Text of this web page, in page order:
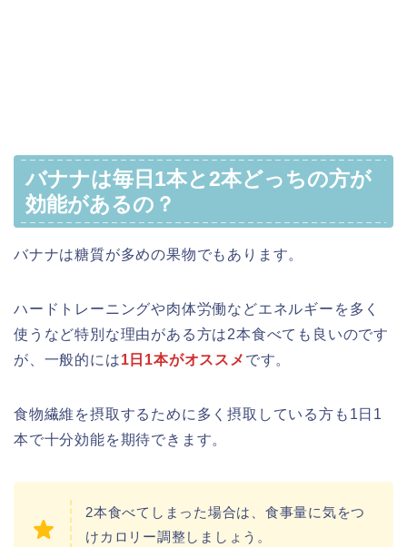
バナナは毎日1本と2本どっちの方が
効能があるの？
バナナは糖質が多めの果物でもあります。
ハードトレーニングや肉体労働などエネルギーを多く
使うなど特別な理由がある方は2本食べても良いのです
が、一般的には1日1本がオススメ です。
食物繊維を摂取するために多く摂取している方も1日1
本で十分効能を期待できます。
2本食べてしまった場合は、食事量に気をつ
けカロリー調整しましょう。